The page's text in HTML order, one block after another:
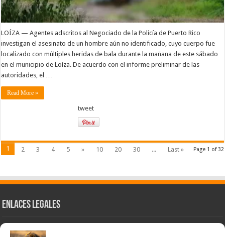
LOÍZA — Agentes adscritos al Negociado de la Policía de Puerto Rico
investigan el asesinato de un hombre aún no identificado, cuyo cuerpo fue
localizado con múltiples heridas de bala durante la mañana de este sábado
en el municipio de Loíza. De acuerdo con el informe preliminar de las
autoridades, el …
Read More »
tweet
Page 1 of 32
1 2 3 4 5 » 10 20 30 ... Last »
Enlaces Legales
Nuestra Esencia